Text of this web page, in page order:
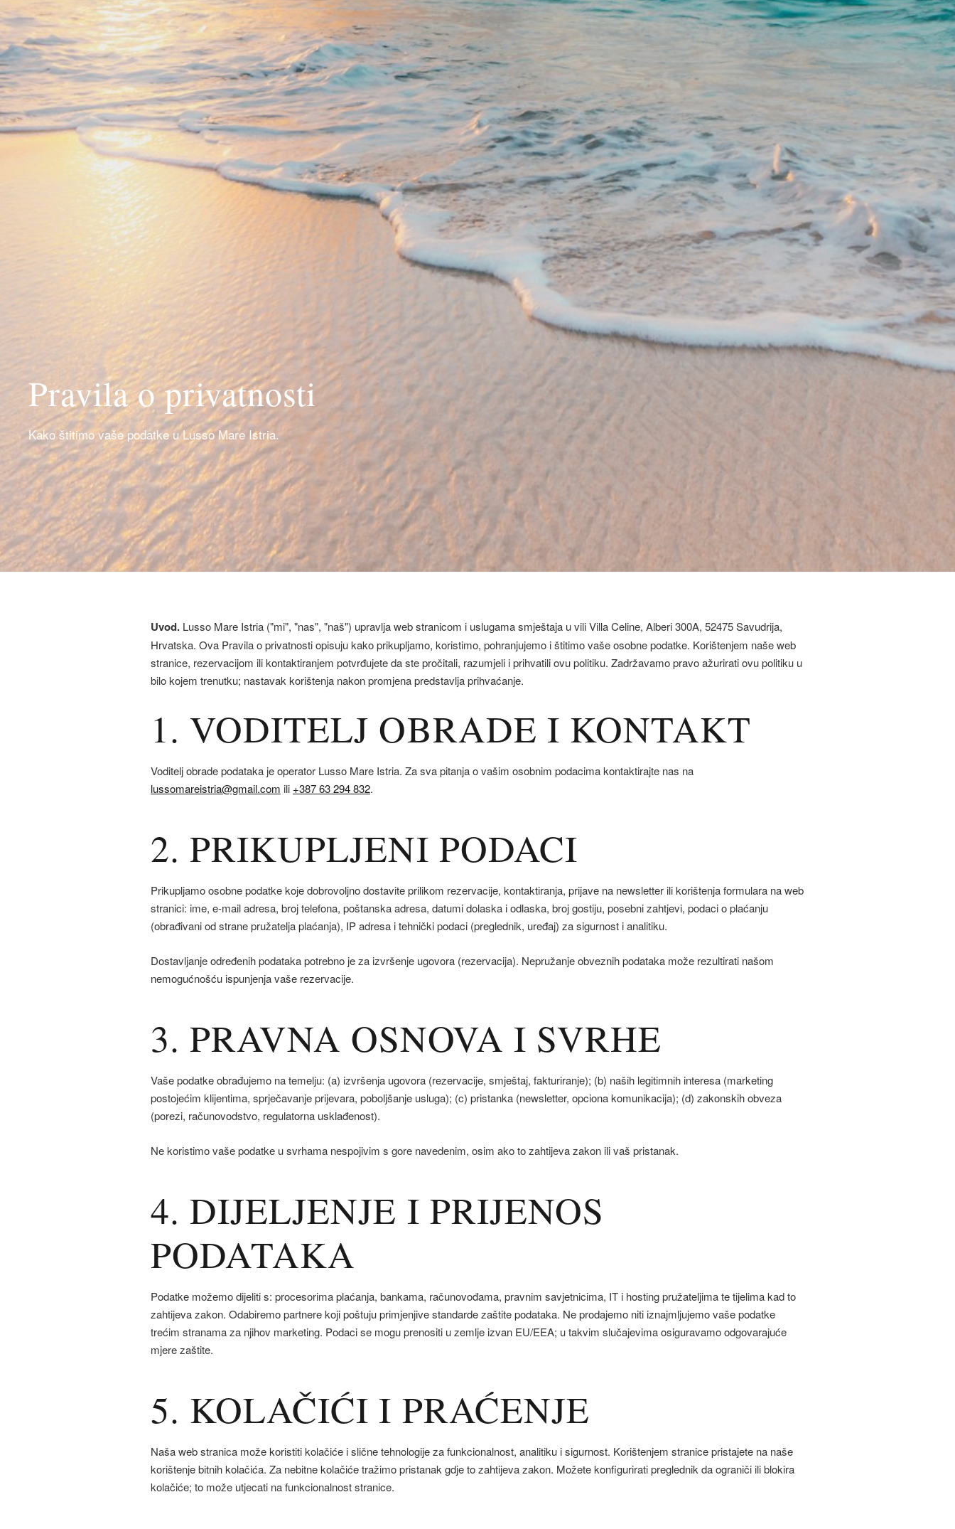
Pravila o privatnosti
Kako štitimo vaše podatke u Lusso Mare Istria.
Uvod. Lusso Mare Istria ("mi", "nas", "naš") upravlja web stranicom i uslugama smještaja u vili Villa Celine, Alberi 300A, 52475 Savudrija,
Hrvatska. Ova Pravila o privatnosti opisuju kako prikupljamo, koristimo, pohranjujemo i štitimo vaše osobne podatke. Korištenjem naše web
stranice, rezervacijom ili kontaktiranjem potvrđujete da ste pročitali, razumjeli i prihvatili ovu politiku. Zadržavamo pravo ažurirati ovu politiku u
bilo kojem trenutku; nastavak korištenja nakon promjena predstavlja prihvaćanje.
1. VODITELJ OBRADE I KONTAKT
Voditelj obrade podataka je operator Lusso Mare Istria. Za sva pitanja o vašim osobnim podacima kontaktirajte nas na
lussomareistria@gmail.com ili +387 63 294 832.
2. PRIKUPLJENI PODACI
Prikupljamo osobne podatke koje dobrovoljno dostavite prilikom rezervacije, kontaktiranja, prijave na newsletter ili korištenja formulara na web
stranici: ime, e-mail adresa, broj telefona, poštanska adresa, datumi dolaska i odlaska, broj gostiju, posebni zahtjevi, podaci o plaćanju
(obrađivani od strane pružatelja plaćanja), IP adresa i tehnički podaci (preglednik, uređaj) za sigurnost i analitiku.
Dostavljanje određenih podataka potrebno je za izvršenje ugovora (rezervacija). Nepružanje obveznih podataka može rezultirati našom
nemogućnošću ispunjenja vaše rezervacije.
3. PRAVNA OSNOVA I SVRHE
Vaše podatke obrađujemo na temelju: (a) izvršenja ugovora (rezervacije, smještaj, fakturiranje); (b) naših legitimnih interesa (marketing
postojećim klijentima, sprječavanje prijevara, poboljšanje usluga); (c) pristanka (newsletter, opciona komunikacija); (d) zakonskih obveza
(porezi, računovodstvo, regulatorna usklađenost).
Ne koristimo vaše podatke u svrhama nespojivim s gore navedenim, osim ako to zahtijeva zakon ili vaš pristanak.
4. DIJELJENJE I PRIJENOS
PODATAKA
Podatke možemo dijeliti s: procesorima plaćanja, bankama, računovođama, pravnim savjetnicima, IT i hosting pružateljima te tijelima kad to
zahtijeva zakon. Odabiremo partnere koji poštuju primjenjive standarde zaštite podataka. Ne prodajemo niti iznajmljujemo vaše podatke
trećim stranama za njihov marketing. Podaci se mogu prenositi u zemlje izvan EU/EEA; u takvim slučajevima osiguravamo odgovarajuće
mjere zaštite.
5. KOLAČIĆI I PRAĆENJE
Naša web stranica može koristiti kolačiće i slične tehnologije za funkcionalnost, analitiku i sigurnost. Korištenjem stranice pristajete na naše
korištenje bitnih kolačića. Za nebitne kolačiće tražimo pristanak gdje to zahtijeva zakon. Možete konfigurirati preglednik da ograniči ili blokira
kolačiće; to može utjecati na funkcionalnost stranice.